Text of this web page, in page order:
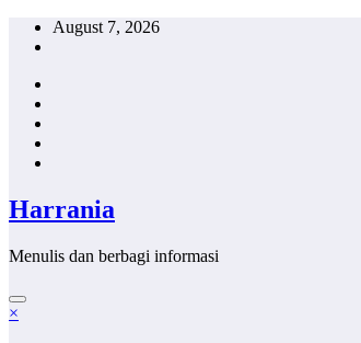
Skip
August 7, 2026
Harrania
Menulis dan berbagi informasi
×